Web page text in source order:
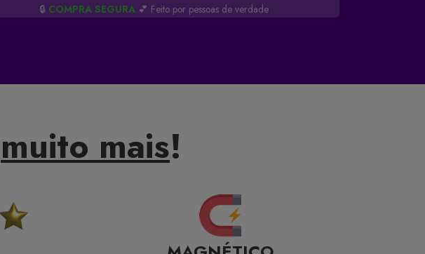
🔒 COMPRA SEGURA💕 Feito por pessoas de verdade
muito mais!